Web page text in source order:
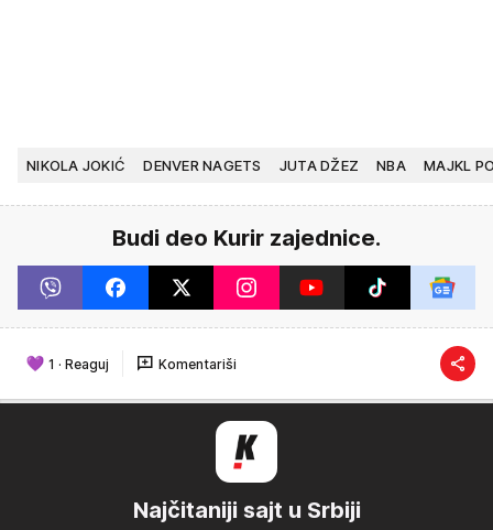
NIKOLA JOKIĆ DENVER NAGETS JUTA DŽEZ NBA MAJKL
Budi deo Kurir zajednice.
1 · Reaguj Komentariši
Najčitaniji sajt u Srbiji